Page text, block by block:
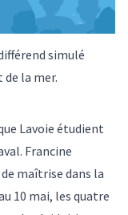
simulé
la mer.
Lavoie étudient
Francine
maîtrise dans la
10 mai, les quatre